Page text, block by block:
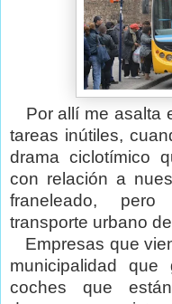
Por allí me asalta
tareas inútiles,
drama ciclotímico
con relación a
franeleado,
transporte urbano
Empresas que
municipalidad
coches que